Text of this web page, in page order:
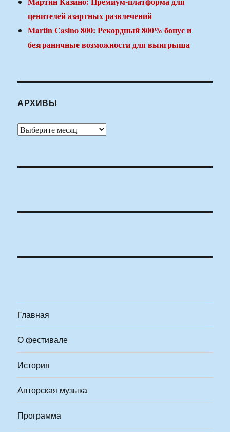
ценителей азартных развлечений
Martin Casino 800: Рекордный 800% бонус и
безграничные возможности для выигрыша
АРХИВЫ
Архивы
Главная
О фестивале
История
Авторская музыка
Программа